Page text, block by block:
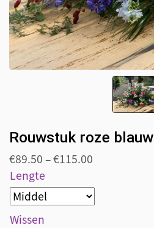
Rouwstuk roze blauw
€89.50–€115.00
Lengte
Wissen